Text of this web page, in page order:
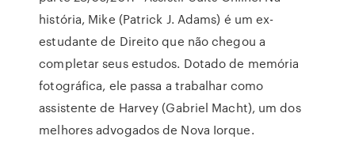
história, Mike (Patrick J. Adams) é um ex-
estudante de Direito que não chegou a
completar seus estudos. Dotado de memória
fotográfica, ele passa a trabalhar como
assistente de Harvey (Gabriel Macht), um dos
melhores advogados de Nova Iorque.